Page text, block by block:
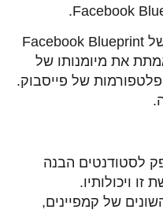
בחינת ההסמכה הבינלאומית של Facebook Blueprint
את מיומנותו של
של פייסבוק.
לסטודנטים הבנה
ויכולותיו.
של קמפיינים,